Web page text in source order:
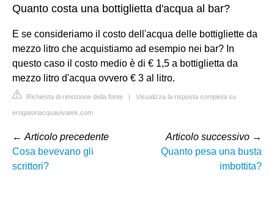
Quanto costa una bottiglietta d'acqua al bar?
E se consideriamo il costo dell'acqua delle bottigliette da
mezzo litro che acquistiamo ad esempio nei bar? In
questo caso il costo medio è di € 1,5 a bottiglietta da
mezzo litro d'acqua ovvero € 3 al litro.
Richiesta di rimozione della fonte | Visualizza la risposta completa su
erogatoriacquavivatek.com
← Articolo precedente
Cosa bevevano gli
scrittori?
Articolo successivo →
Quanto pesa una busta
imbottita?